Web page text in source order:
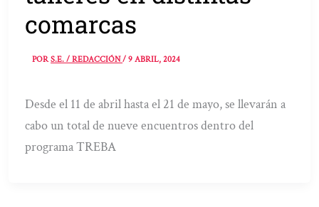
comarcas
PORS.E. / REDACCIÓN/9 ABRIL, 2024
Desde el 11 de abril hasta el 21 de mayo, se llevarán a
cabo un total de nueve encuentros dentro del
programa TREBA